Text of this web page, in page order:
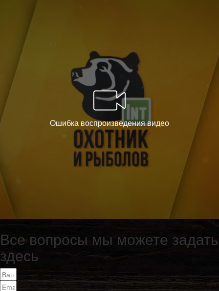
Все вопросы мы можете задать
здесь